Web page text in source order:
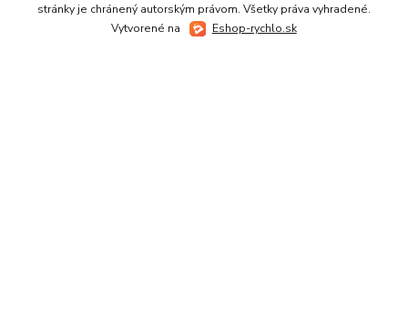
stránky je chránený autorským právom. Všetky práva vyhradené.
Vytvorené na
Eshop-rychlo.sk